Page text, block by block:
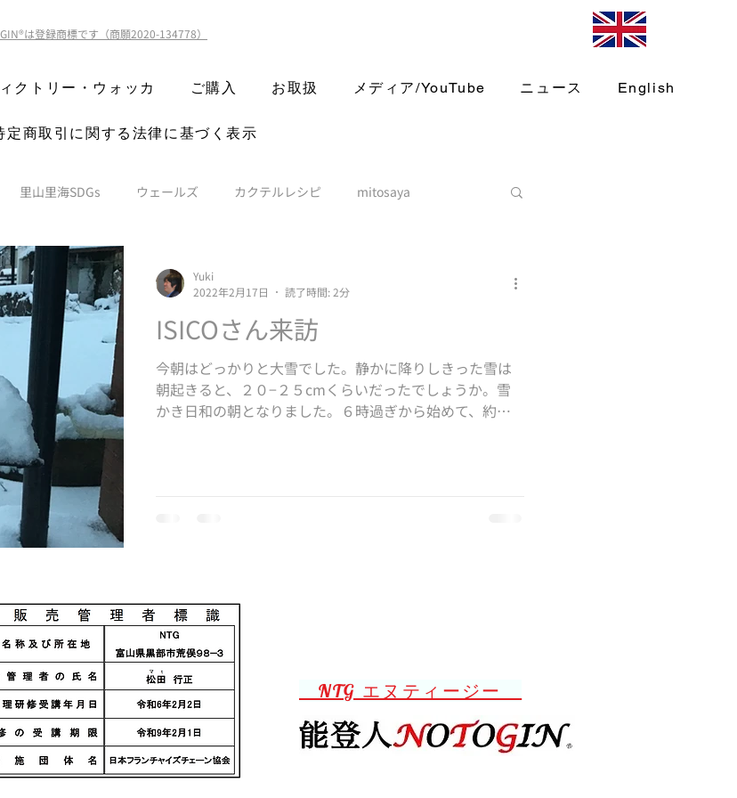
は登録商標です（商願2020-134778）
クトリー・ウォッカ ご購入 お取扱 メディア/YouTube ニュース English
定商取引に関する法律に基づく表示
里山里海SDGs ウェールズ カクテルレシピ mitosaya
ISICOさん来訪
今朝はどっかりと大雪でした。静かに降りしきった雪は
朝起きると、２０−２５cmくらいだったでしょうか。雪
かき日和の朝となりました。６時過ぎから始めて、約２
Yuki
2022年2月17日
読了時間: 2分
NTG エヌティージー